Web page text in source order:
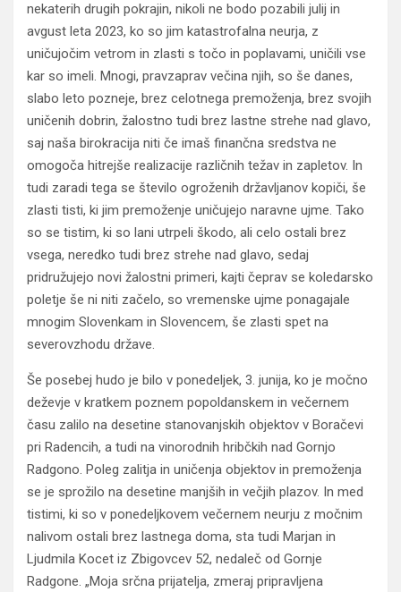
nekaterih drugih pokrajin, nikoli ne bodo pozabili julij in
avgust leta 2023, ko so jim katastrofalna neurja, z
uničujočim vetrom in zlasti s točo in poplavami, uničili vse
kar so imeli. Mnogi, pravzaprav večina njih, so še danes,
slabo leto pozneje, brez celotnega premoženja, brez svojih
uničenih dobrin, žalostno tudi brez lastne strehe nad glavo,
saj naša birokracija niti če imaš finančna sredstva ne
omogoča hitrejše realizacije različnih težav in zapletov. In
tudi zaradi tega se število ogroženih državljanov kopiči, še
zlasti tisti, ki jim premoženje uničujejo naravne ujme. Tako
so se tistim, ki so lani utrpeli škodo, ali celo ostali brez
vsega, neredko tudi brez strehe nad glavo, sedaj
pridružujejo novi žalostni primeri, kajti čeprav se koledarsko
poletje še ni niti začelo, so vremenske ujme ponagajale
mnogim Slovenkam in Slovencem, še zlasti spet na
severovzhodu države.
Še posebej hudo je bilo v ponedeljek, 3. junija, ko je močno
deževje v kratkem poznem popoldanskem in večernem
času zalilo na desetine stanovanjskih objektov v Boračevi
pri Radencih, a tudi na vinorodnih hribčkih nad Gornjo
Radgono. Poleg zalitja in uničenja objektov in premoženja
se je sprožilo na desetine manjših in večjih plazov. In med
tistimi, ki so v ponedeljkovem večernem neurju z močnim
nalivom ostali brez lastnega doma, sta tudi Marjan in
Ljudmila Kocet iz Zbigovcev 52, nedaleč od Gornje
Radgone. „Moja srčna prijatelja, zmeraj pripravljena